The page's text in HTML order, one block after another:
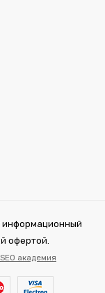
информационный
офертой.
SEO академия